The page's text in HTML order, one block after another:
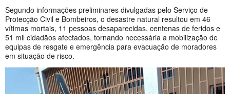
Segundo informações preliminares divulgadas pelo Serviço de
Protecção Civil e Bombeiros, o desastre natural resultou em 46
vítimas mortais, 11 pessoas desaparecidas, centenas de feridos e
51 mil cidadãos afectados, tornando necessária a mobilização de
equipas de resgate e emergência para evacuação de moradores
em situação de risco.